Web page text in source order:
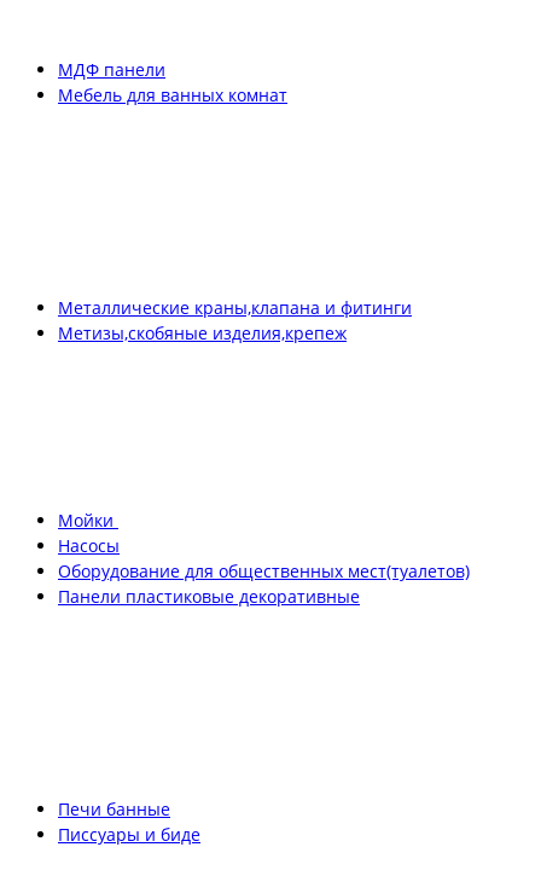
МДФ панели
Мебель для ванных комнат
Металлические краны,клапана и фитинги
Метизы,скобяные изделия,крепеж
Мойки
Насосы
Оборудование для общественных мест(туалетов)
Панели пластиковые декоративные
Печи банные
Писсуары и биде